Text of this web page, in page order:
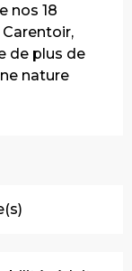
nos 18
de plus de
nature